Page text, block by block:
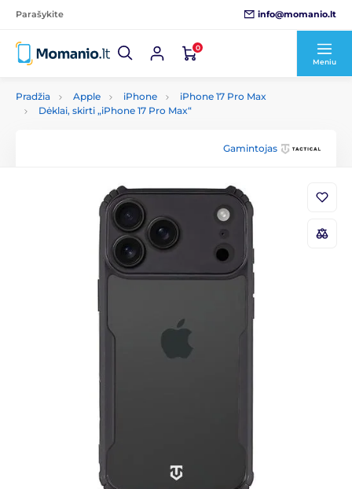
Parašykite info@momanio.lt
0
Meniu
Pradžia Apple iPhone
iPhone 17 Pro Max
Dėklai, skirti „iPhone 17 Pro Max“
Gamintojas